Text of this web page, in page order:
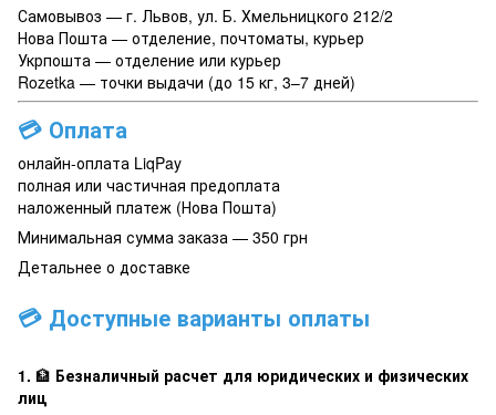
Самовывоз — г. Львов, ул. Б. Хмельницкого 212/2
Нова Пошта — отделение, почтоматы, курьер
Укрпошта — отделение или курьер
Rozetka — точки выдачи (до 15 кг, 3–7 дней)
💳 Оплата
онлайн-оплата LiqPay
полная или частичная предоплата
наложенный платеж (Нова Пошта)
Минимальная сумма заказа — 350 грн
Детальнее о доставке
💳 Доступные варианты оплаты
1. 🏦 Безналичный расчет для юридических и физических
лиц